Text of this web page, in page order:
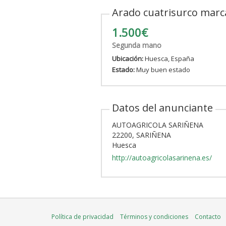
Arado cuatrisurco
1.500€
Segunda mano
Ubicación:Huesca, España
Estado:Muy buen estado
Datos del anunciante
AUTOAGRICOLA SARIÑENA
22200, SARIÑENA
Huesca
http://autoagricolasarinena.es/
Política de privacidad Términos y condiciones Contacto